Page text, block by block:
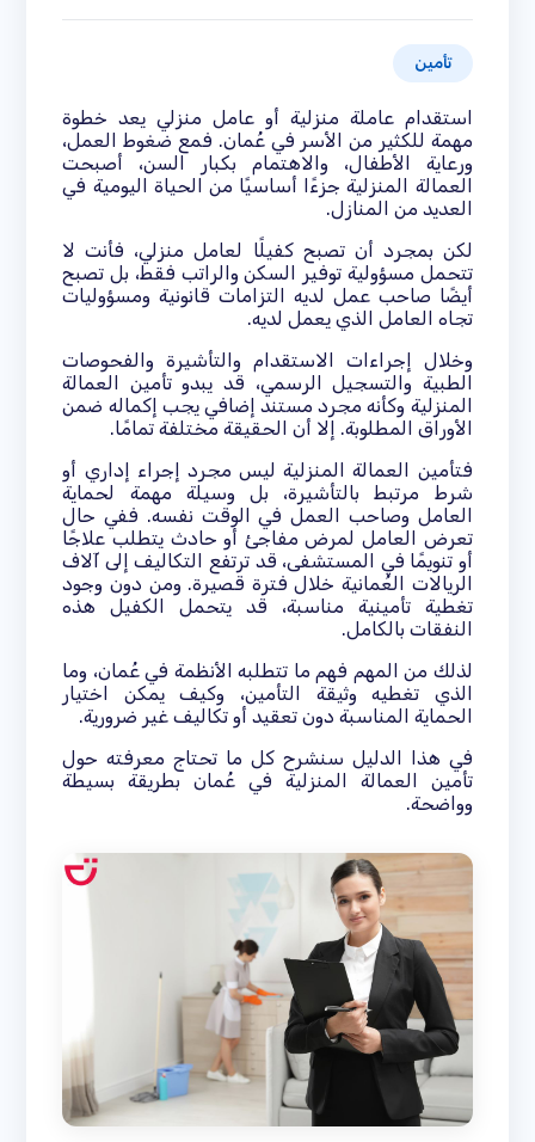
تأمين
استقدام عاملة منزلية أو عامل منزلي يعد خطوة
مهمة للكثير من الأسر في عُمان. فمع ضغوط العمل،
ورعاية الأطفال، والاهتمام بكبار السن، أصبحت
العمالة المنزلية جزءًا أساسيًا من الحياة اليومية في
العديد من المنازل.
لكن بمجرد أن تصبح كفيلًا لعامل منزلي، فأنت لا
تتحمل مسؤولية توفير السكن والراتب فقط، بل تصبح
أيضًا صاحب عمل لديه التزامات قانونية ومسؤوليات
تجاه العامل الذي يعمل لديه.
وخلال إجراءات الاستقدام والتأشيرة والفحوصات
الطبية والتسجيل الرسمي، قد يبدو تأمين العمالة
المنزلية وكأنه مجرد مستند إضافي يجب إكماله ضمن
الأوراق المطلوبة. إلا أن الحقيقة مختلفة تمامًا.
فتأمين العمالة المنزلية ليس مجرد إجراء إداري أو
شرط مرتبط بالتأشيرة، بل وسيلة مهمة لحماية
العامل وصاحب العمل في الوقت نفسه. ففي حال
تعرض العامل لمرض مفاجئ أو حادث يتطلب علاجًا
أو تنويمًا في المستشفى، قد ترتفع التكاليف إلى آلاف
الريالات العُمانية خلال فترة قصيرة. ومن دون وجود
تغطية تأمينية مناسبة، قد يتحمل الكفيل هذه
النفقات بالكامل.
لذلك من المهم فهم ما تتطلبه الأنظمة في عُمان، وما
الذي تغطيه وثيقة التأمين، وكيف يمكن اختيار
الحماية المناسبة دون تعقيد أو تكاليف غير ضرورية.
في هذا الدليل سنشرح كل ما تحتاج معرفته حول
تأمين العمالة المنزلية في عُمان بطريقة بسيطة
وواضحة.